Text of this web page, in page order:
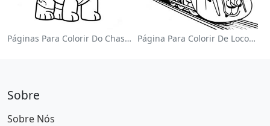
Páginas Para Colorir Do Chase Da Patrulha Canina Página Para Colorir De Locomotiva Colorida
Sobre
Sobre Nós